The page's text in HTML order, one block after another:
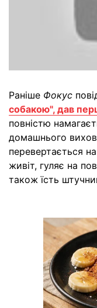
Раніше Фокус
собакою", дав
повністю
домашнього
перевертається
живіт, гуляє на
також їсть